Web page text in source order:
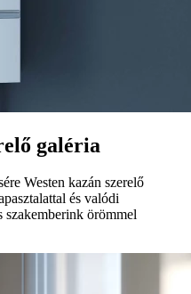
galéria
Westen kazán szerelő
és valódi
örömmel